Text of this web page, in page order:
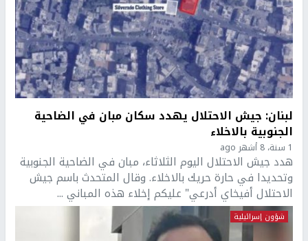
لبنان: جيش الاحتلال يهدد سكان مبان في الضاحية
الجنوبية بالاخلاء
1 سنة، 8 أشهر ago
هدد جيش الاحتلال اليوم الثلاثاء، مبان في الضاحية الجنوبية
وتحديدا في حارة حريك بالاخلاء. وقال المتحدث باسم جيش
الاحتلال أفيخاي أدرعي" عليكم إخلاء هذه المباني ...
شؤون إسرائيلية